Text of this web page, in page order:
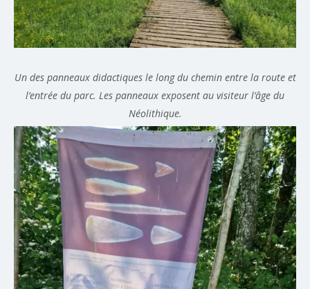
Un des panneaux didactiques le long du chemin entre la route et
l’entrée du parc. Les panneaux exposent au visiteur l’âge du
Néolithique.